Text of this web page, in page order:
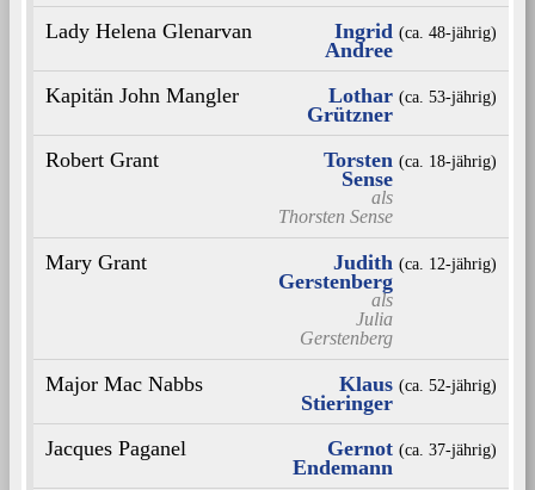
Lady Helena Glenarvan
Ingrid
Andree
(ca. 48‑jährig)
Kapitän John Mangler
Lothar
Grützner
(ca. 53‑jährig)
Robert Grant
Torsten
Sense
als
Thorsten Sense
(ca. 18‑jährig)
Mary Grant
Judith
Gerstenberg
als
Julia
Gerstenberg
(ca. 12‑jährig)
Major Mac Nabbs
Klaus
Stieringer
(ca. 52‑jährig)
Jacques Paganel
Gernot
Endemann
(ca. 37‑jährig)